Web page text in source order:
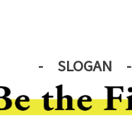
- SLOGAN -